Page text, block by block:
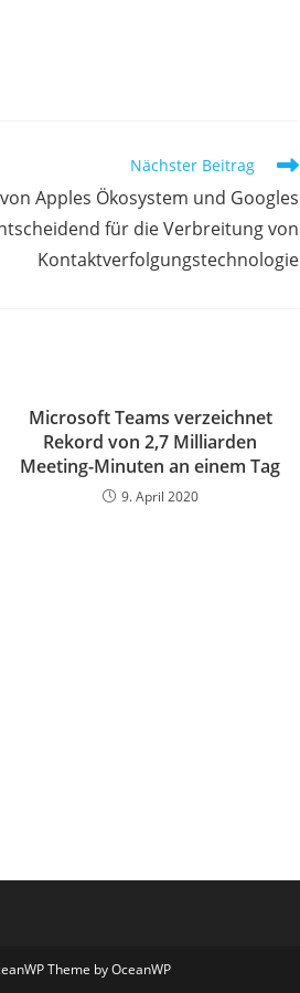
Nächster Beitrag
Apples Ökosystem und Googles
für die Verbreitung von
Kontaktverfolgungstechnologie
Microsoft Teams verzeichnet
Rekord von 2,7 Milliarden
Meeting-Minuten an einem Tag
9. April 2020
Theme by OceanWP